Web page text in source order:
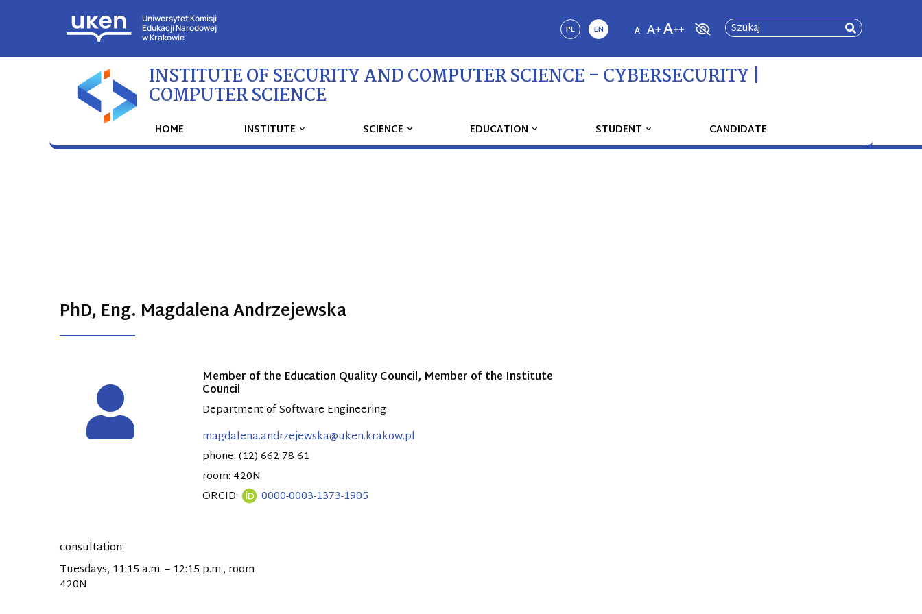
Uniwersytet Komisji
Edukacji Narodowej
w Krakowie
PL EN Szukaj
INSTITUTE OF SECURITY AND COMPUTER SCIENCE – CYBERSECURITY |
COMPUTER SCIENCE
HOME INSTITUTE SCIENCE EDUCATION STUDENT CANDIDATE
PhD, Eng. Magdalena Andrzejewska
Member of the Education Quality Council, Member of the Institute
Council
Department of Software Engineering
magdalena.andrzejewska@uken.krakow.pl
phone: (12) 662 78 61
room: 420N
ORCID:
0000-0003-1373-1905
consultation:
Tuesdays, 11:15 a.m. – 12:15 p.m., room
420N